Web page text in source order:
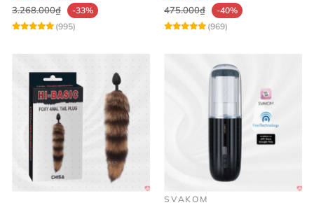
3.268.000₫
-33%
(995)
475.000₫
-40%
(969)
SVAKOM